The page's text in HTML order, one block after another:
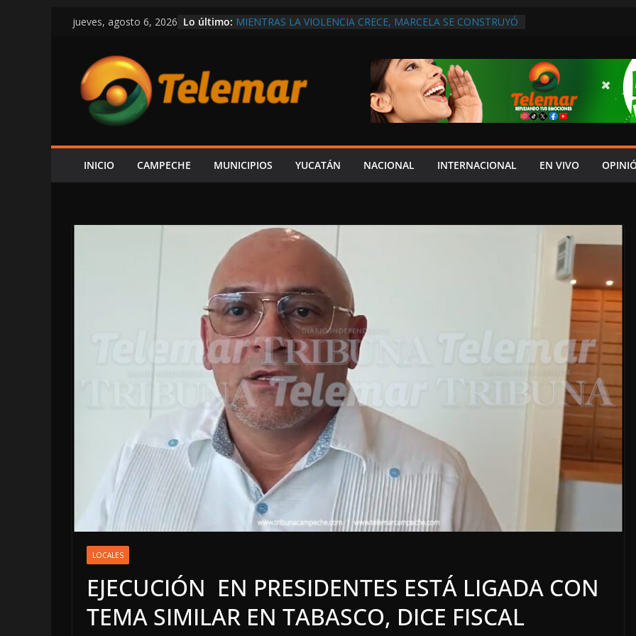
Saltar
contenido
jueves, agosto 6, 2026 Lo último: MIENTRAS LA VIOLENCIA CRECE, MARCELA SE CONSTRUYÓ
ECONOMÍA Y GENERAR EMPLEOS
AUNQUE PROTEXA NO PAGA A PROVEEDORES, PEMEX LA
PREMIA CON CONTRATO
CONFIRMA REHN QUE HAY UN PROYECTO PARA
CONSTRUIR CENTRO CULTURAL MULTIFUNCIONAL EN EL
ESPERA ALCUDIA AUTORIZACIÓN MÉDICA PARA FIJAR
AUDIENCIA AL PRESUNTO RESPONSABLE DEL ACCIDENTE
INICIO CAMPECHE MUNICIPIOS YUCATÁN NACIONAL INTERNACIONAL EN VIVO
LOCALES
EJECUCIÓN EN PRESIDENTES ESTÁ LIGADA CON
TEMA SIMILAR EN TABASCO, DICE FISCAL
LOCALES OPINIÓN
5 agosto, 2026
LOCALES OPINIÓN
6 agosto, 2026